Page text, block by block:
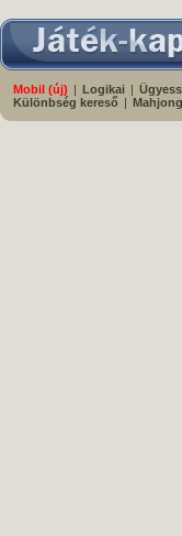
Mobil (új) | Logikai |
Különbség kereső | Mahjong